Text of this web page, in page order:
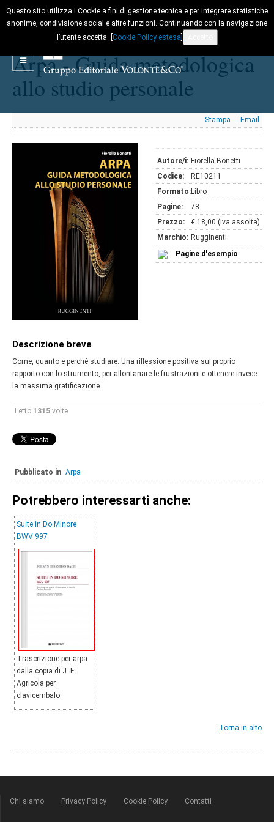
Arpa - Guida metodologica
allo studio personale
Stampa Email
Autore/i: Fiorella Bonetti
Codice:
RE10211
Formato:Libro
Pagine:
78
Prezzo:
€ 18,00 (iva assolta)
Marchio: Rugginenti
Pagine d'esempio
Descrizione breve
Come, quanto e perchè studiare. Una riflessione positiva sul proprio
rapporto con lo strumento, per allontanare le frustrazioni e ottenere invece
la massima gratificazione.
Letto 1315 volte
Pubblicato in Arpa
Potrebbero interessarti anche:
Suite in Do Minore
BWV 997
Trascrizione per arpa
dalla copia di J. F.
Agricola per
clavicembalo.
Torna in alto
Chi siamo Privacy Policy Cookie Policy Contatti
Questo sito utilizza i Cookie a fini di gestione tecnica e per integrare statistiche
anonime, condivisione social e altre funzioni. Continuando con la navigazione
l’utente accetta. [ Cookie Policy estesa